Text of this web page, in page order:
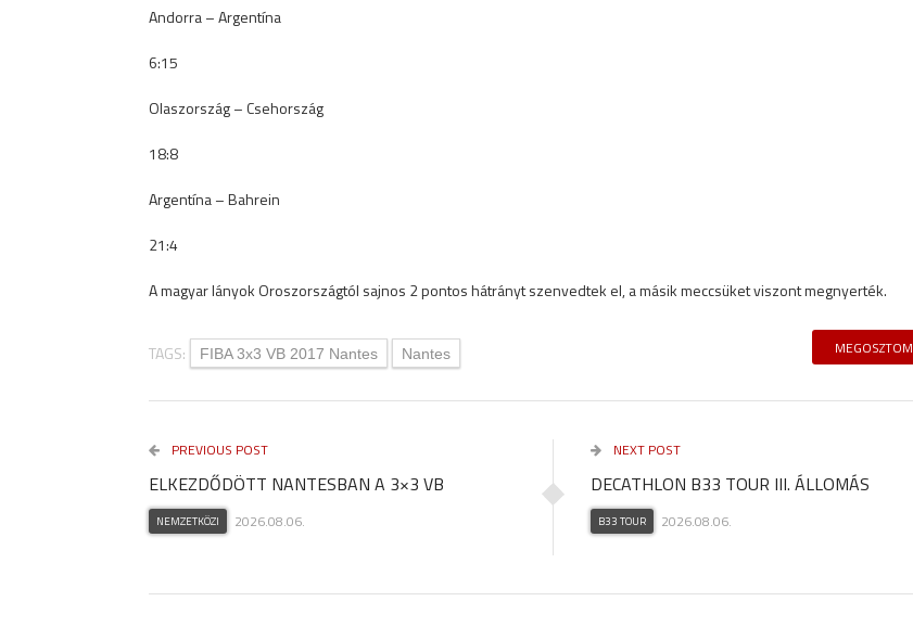
Andorra – Argentína
6:15
Olaszország – Csehország
18:8
Argentína – Bahrein
21:4
A magyar lányok Oroszországtól sajnos 2 pontos hátrányt szenvedtek el, a másik meccsüket viszont megnyerték.
TAGS: FIBA 3x3 VB 2017 Nantes Nantes MEGOSZTOM
PREVIOUS POST
ELKEZDŐDÖTT NANTESBAN A 3×3 VB
NEMZETKÖZI 2026.08.06.
NEXT POST
DECATHLON B33 TOUR III. ÁLLOMÁS
B33 TOUR 2026.08.06.